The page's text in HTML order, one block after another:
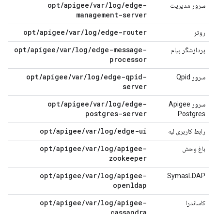
سرور مدیریت
opt/apigee/var/log/edge-
management-server
روتر opt/apigee/var/log/edge-router
پردازشگر پیام
opt/apigee/var/log/edge-message-
processor
سرور Qpid
opt/apigee/var/log/edge-qpid-
server
سرور Apigee
Postgres
opt/apigee/var/log/edge-
postgres-server
رابط کاربری لبه opt/apigee/var/log/edge-ui
باغ وحش
opt/apigee/var/log/apigee-
zookeeper
SymasLDAP
opt/apigee/var/log/apigee-
openldap
کاساندرا
opt/apigee/var/log/apigee-